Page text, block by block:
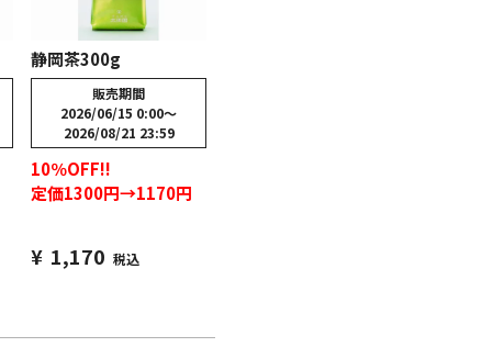
静岡茶300g
¥ 1,170 税込
販売期間
2026/06/15 0:00〜
2026/08/21 23:59
10％OFF!!
定価1300円→1170円